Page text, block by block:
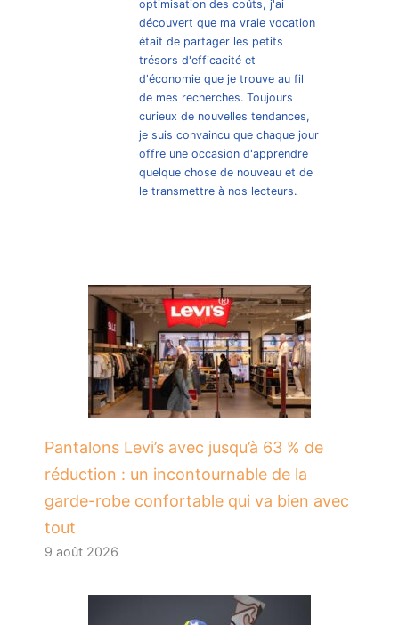
optimisation des coûts, j'ai
découvert que ma vraie vocation
était de partager les petits
trésors d'efficacité et
d'économie que je trouve au fil
de mes recherches. Toujours
curieux de nouvelles tendances,
je suis convaincu que chaque jour
offre une occasion d'apprendre
quelque chose de nouveau et de
le transmettre à nos lecteurs.
Pantalons Levi’s avec jusqu’à 63 % de
réduction : un incontournable de la
garde-robe confortable qui va bien avec
tout
9 août 2026